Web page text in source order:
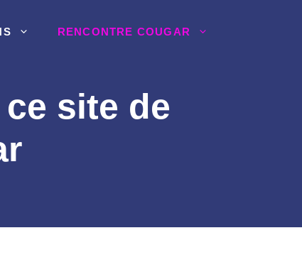
RENCONTRE COUGAR
site de